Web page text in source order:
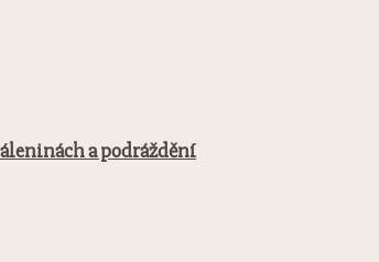
a podráždění